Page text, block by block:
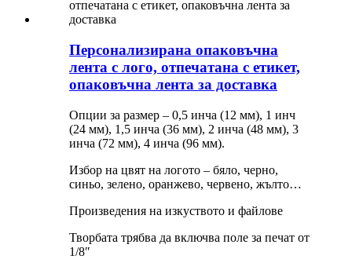
Персонализирана опаковъчна
лента с лого, отпечатана с етикет,
опаковъчна лента за доставка
Опции за размер – 0,5 инча (12 мм), 1 инч
(24 мм), 1,5 инча (36 мм), 2 инча (48 мм), 3
инча (72 мм), 4 инча (96 мм).
Избор на цвят на логото – бяло, черно,
синьо, зелено, оранжево, червено, жълто…
Произведения на изкуството и файлове
Творбата трябва да включва поле за печат от
1/8″